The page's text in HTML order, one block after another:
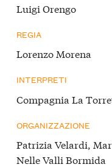
Luigi Orengo
REGIA
Lorenzo Morena
INTERPRETI
Compagnia La
ORGANIZZAZIONE
Patrizia Velardi,
Nelle Valli Bormida